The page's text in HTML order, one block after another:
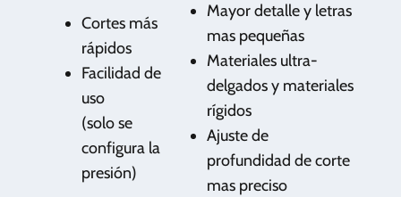
Cortes más
rápidos
Facilidad de
uso
(solo se
configura la
presión)
Mayor detalle y letras
mas pequeñas
Materiales ultra-
delgados y materiales
rígidos
Ajuste de
profundidad de corte
mas preciso